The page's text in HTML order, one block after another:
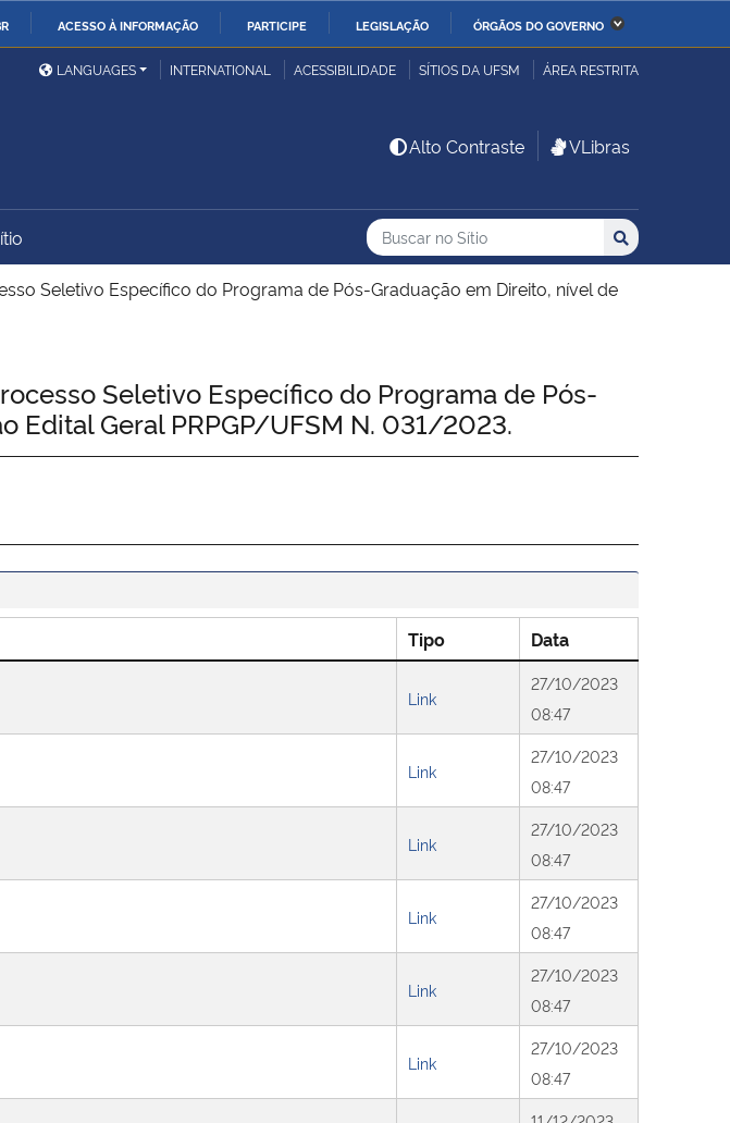
ACESSO À INFORMAÇÃO PARTICIPE LEGISLAÇÃO ÓRGÃOS DO GOVERNO
Ministério das Relações
Exteriores
Ministério da Economia Ministério da Infraestrutura
Ministério da Ciência,
Tecnologia, Inovações e
Controladoria-Geral da
Família e dos Direitos
LANGUAGES INTERNATIONAL ACESSIBILIDADE SÍTIOS DA UFSM ÁREA RESTRITA
Alto Contraste VLibras
Busca
Buscar no no Sítio
Busca: Buscar
Seletivo Específico do Programa de Pós-Graduação em Direito, nível de
Seletivo Específico do Programa de Pós-
Edital Geral PRPGP/UFSM N. 031/2023.
Tipo Data
Link
27/10/2023
08:47
Link
27/10/2023
08:47
Link
27/10/2023
08:47
Link
27/10/2023
08:47
Link
27/10/2023
08:47
Link
27/10/2023
08:47